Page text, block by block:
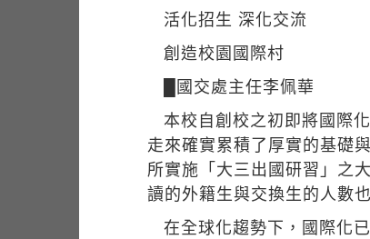
活化招生 深化交流
創造校園國際村
█國交處主任李佩華
本校自創校之初即將國際
走來確實累積了厚實的基礎
所實施「大三出國研習」之
讀的外籍生與交換生的人數
在全球化趨勢下，國際化